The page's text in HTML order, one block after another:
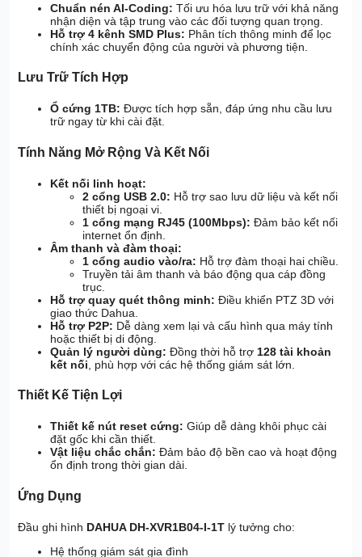
Chuẩn nén AI-Coding: Tối ưu hóa lưu trữ với khả năng
nhận diện và tập trung vào các đối tượng quan trọng.
Hỗ trợ 4 kênh SMD Plus: Phân tích thông minh để lọc
chính xác chuyển động của người và phương tiện.
Lưu Trữ Tích Hợp
Ổ cứng 1TB: Được tích hợp sẵn, đáp ứng nhu cầu lưu
trữ ngay từ khi cài đặt.
Tính Năng Mở Rộng Và Kết Nối
Kết nối linh hoạt:
2 cổng USB 2.0: Hỗ trợ sao lưu dữ liệu và kết nối
thiết bị ngoại vi.
1 cổng mạng RJ45 (100Mbps): Đảm bảo kết nối
internet ổn định.
Âm thanh và đàm thoại:
1 cổng audio vào/ra: Hỗ trợ đàm thoại hai chiều.
Truyền tải âm thanh và báo động qua cáp đồng
trục.
Hỗ trợ quay quét thông minh: Điều khiển PTZ 3D với
giao thức Dahua.
Hỗ trợ P2P: Dễ dàng xem lại và cấu hình qua máy tính
hoặc thiết bị di động.
Quản lý người dùng: Đồng thời hỗ trợ 128 tài khoản
kết nối , phù hợp với các hệ thống giám sát lớn.
Thiết Kế Tiện Lợi
Thiết kế nút reset cứng: Giúp dễ dàng khôi phục cài
đặt gốc khi cần thiết.
Vật liệu chắc chắn: Đảm bảo độ bền cao và hoạt động
ổn định trong thời gian dài.
Ứng Dụng
Đầu ghi hình DAHUA DH-XVR1B04-I-1T lý tưởng cho:
Hệ thống giám sát gia đình